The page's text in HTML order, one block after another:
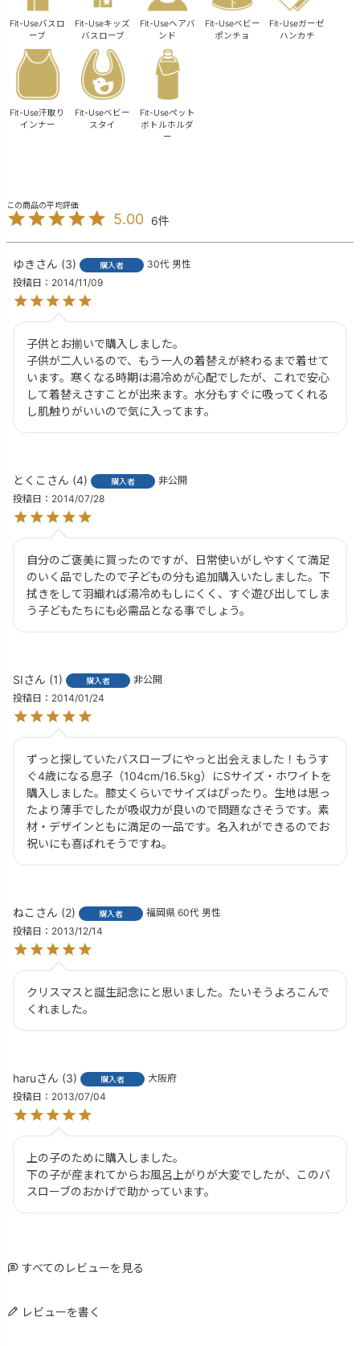
Fit-Useバスロ
ーブ
Fit-Useキッズ
バスローブ
Fit-Useヘアバ
ンド
Fit-Useベビー
ポンチョ
Fit-Useガーゼ
ハンカチ
Fit-Use汗取り
インナー
Fit-Useベビー
スタイ
Fit-Useペット
ボトルホルダ
ー
5.00 6
ゆき 3 購入者 30代 男性
投稿日
2014/11/09
子供とお揃いで購入しました。
子供が二人いるので、もう一人の着替えが終わるまで着せて
います。寒くなる時期は湯冷めが心配でしたが、これで安心
して着替えさすことが出来ます。水分もすぐに吸ってくれる
し肌触りがいいので気に入ってます。
とくこ 4 購入者
非公開
投稿日
2014/07/28
自分のご褒美に買ったのですが、日常使いがしやすくて満足
のいく品でしたので子どもの分も追加購入いたしました。下
拭きをして羽織れば湯冷めもしにくく、すぐ遊び出してしま
う子どもたちにも必需品となる事でしょう。
SI 1 購入者
非公開
投稿日
2014/01/24
ずっと探していたバスローブにやっと出会えました！もうす
ぐ4歳になる息子（104cm/16.5kg）にSサイズ・ホワイトを
購入しました。膝丈くらいでサイズはぴったり。生地は思っ
たより薄手でしたが吸収力が良いので問題なさそうです。素
材・デザインともに満足の一品です。名入れができるのでお
祝いにも喜ばれそうですね。
ねこ 2 購入者 福岡県 60代 男性
投稿日
2013/12/14
クリスマスと誕生記念にと思いました。たいそうよろこんで
くれました。
haru 3 購入者
大阪府
投稿日
2013/07/04
上の子のために購入しました。
下の子が産まれてからお風呂上がりが大変でしたが、このバ
スローブのおかげで助かっています。
すべてのレビューを見る
レビューを書く